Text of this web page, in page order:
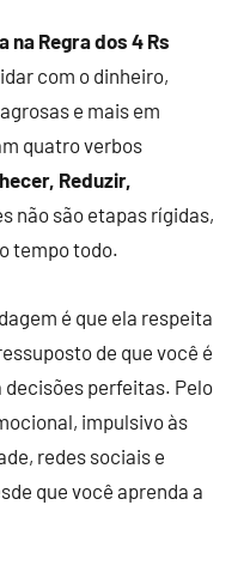
na Regra dos 4 Rs
com o dinheiro,
e mais em
quatro verbos
Reduzir,
não são etapas rígidas,
tempo todo.
é que ela respeita
de que você é
perfeitas. Pelo
impulsivo às
redes sociais e
que você aprenda a